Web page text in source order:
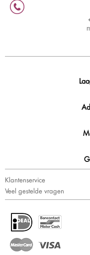
Klantenservice
Veel gestelde vragen